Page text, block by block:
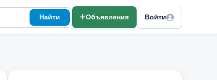
Найти Объявления Войти